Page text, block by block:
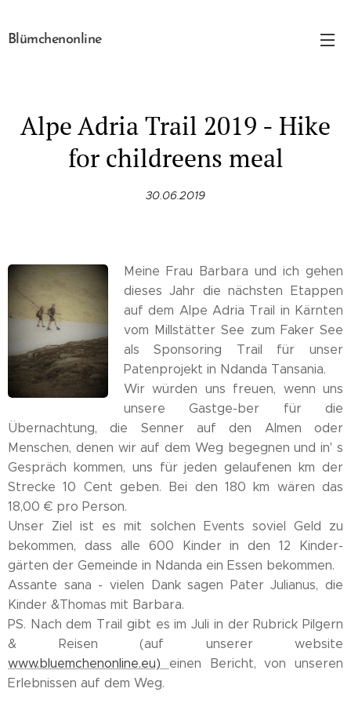
Blümchenonline
Alpe Adria Trail 2019 - Hike
for childreens meal
30.06.2019
Meine Frau Barbara und ich gehen
dieses Jahr die nächsten Etappen
auf dem Alpe Adria Trail in Kärnten
vom Millstätter See zum Faker See
als Sponsoring Trail für unser
Patenprojekt in Ndanda Tansania.
Wir würden uns freuen, wenn uns
unsere Gastge-ber für die
Übernachtung, die Senner auf den Almen oder
Menschen, denen wir auf dem Weg begegnen und in' s
Gespräch kommen, uns für jeden gelaufenen km der
Strecke 10 Cent geben. Bei den 180 km wären das
18,00 € pro Person.
Unser Ziel ist es mit solchen Events soviel Geld zu
bekommen, dass alle 600 Kinder in den 12 Kinder-
gärten der Gemeinde in Ndanda ein Essen bekommen.
Assante sana - vielen Dank sagen Pater Julianus, die
Kinder &Thomas mit Barbara.
PS. Nach dem Trail gibt es im Juli in der Rubrick Pilgern
& Reisen (auf unserer website
www.bluemchenonline.eu) einen Bericht, von unseren
Erlebnissen auf dem Weg.